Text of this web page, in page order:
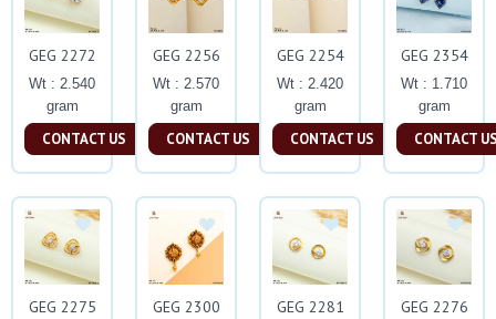
GEG 2272
Wt : 2.540
gram
CONTACT US
GEG 2256
Wt : 2.570
gram
CONTACT US
GEG 2254
Wt : 2.420
gram
CONTACT US
GEG 2354
Wt : 1.710
gram
CONTACT
GEG 2275 GEG 2300 GEG 2281 GEG 2276